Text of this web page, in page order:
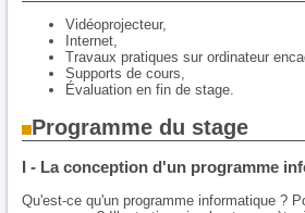
Vidéoprojecteur,
Internet,
Travaux pratiques sur ordinateur
Supports de cours,
Évaluation en fin de stage.
Programme du stage
I - La conception d'un programme
Qu'est-ce qu'un programme informatique ?